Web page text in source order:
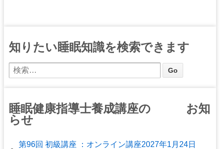
知りたい睡眠知識を検索できます
睡眠健康指導士養成講座の お知
らせ
第96回 初級講座 ：オンライン講座2027年1月24日